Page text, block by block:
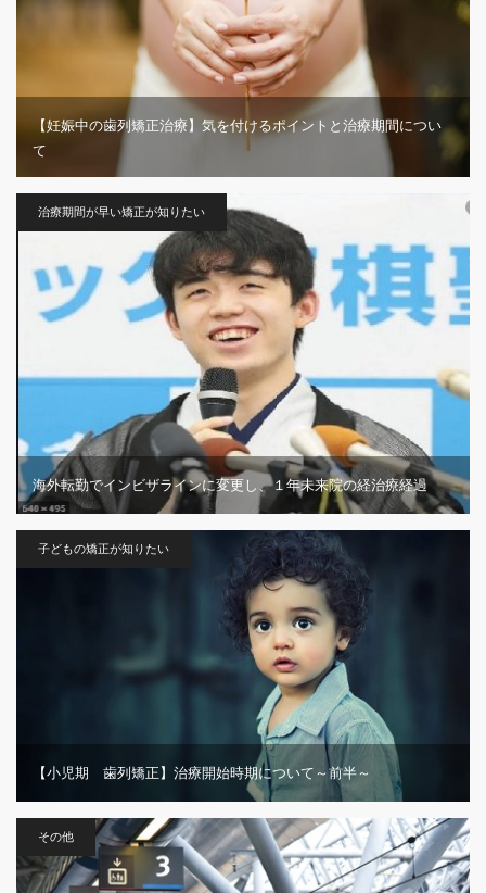
【妊娠中の歯列矯正治療】気を付けるポイントと治療期間につい
て
治療期間が早い矯正が知りたい
海外転勤でインビザラインに変更し、１年未来院の経治療経過
子どもの矯正が知りたい
【小児期 歯列矯正】治療開始時期について～前半～
その他